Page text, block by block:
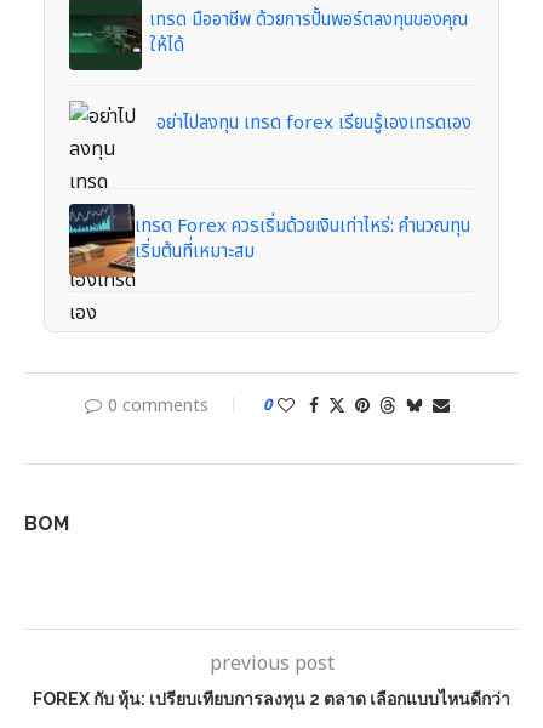
เทรด มืออาชีพ ด้วยการปั้นพอร์ตลงทุนของคุณ
ให้ได้
อย่าไปลงทุน เทรด forex เรียนรู้เองเทรดเอง
เทรด Forex ควรเริ่มด้วยเงินเท่าไหร่: คำนวณทุน
เริ่มต้นที่เหมาะสม
0 comments 0
BOM
previous post
FOREX กับ หุ้น: เปรียบเทียบการลงทุน 2 ตลาด เลือกแบบไหนดีกว่า